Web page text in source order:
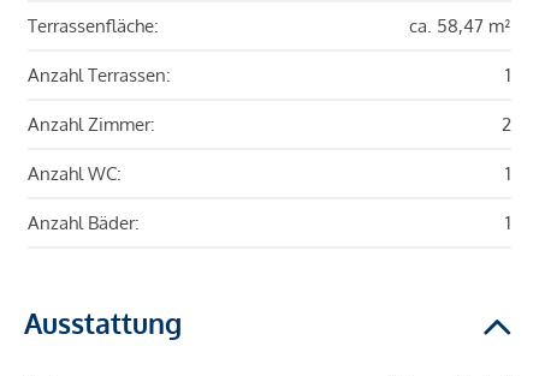
Terrassenfläche: ca. 58,47 m²
Anzahl Terrassen: 1
Anzahl Zimmer: 2
Anzahl WC: 1
Anzahl Bäder: 1
Ausstattung